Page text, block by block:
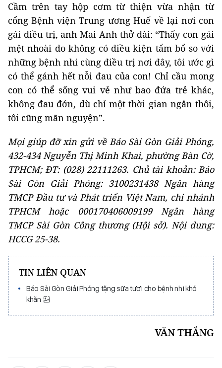
Cầm trên tay hộp cơm từ thiện vừa nhận từ
cổng Bệnh viện Trung ương Huế về lại nơi con
gái điều trị, anh Mai Anh thở dài: “Thấy con gái
mệt nhoài do không có điều kiện tẩm bổ so với
những bệnh nhi cùng điều trị nơi đây, tôi ước gì
có thể gánh hết nỗi đau của con! Chỉ cầu mong
con có thể sống vui vẻ như bao đứa trẻ khác,
không đau đớn, dù chỉ một thời gian ngắn thôi,
tôi cũng mãn nguyện”.
Mọi giúp đỡ xin gửi về Báo Sài Gòn Giải Phóng,
432-434 Nguyễn Thị Minh Khai, phường Bàn Cờ,
TPHCM; ĐT: (028) 22111263. Chủ tài khoản: Báo
Sài Gòn Giải Phóng: 3100231438 Ngân hàng
TMCP Đầu tư và Phát triển Việt Nam, chi nhánh
TPHCM hoặc 000170406009199 Ngân hàng
TMCP Sài Gòn Công thương (Hội sở). Nội dung:
HCCG 25-38.
TIN LIÊN QUAN
Báo Sài Gòn Giải Phóng tặng sữa tươi cho bệnh nhi khó
khăn
VĂN THẮNG